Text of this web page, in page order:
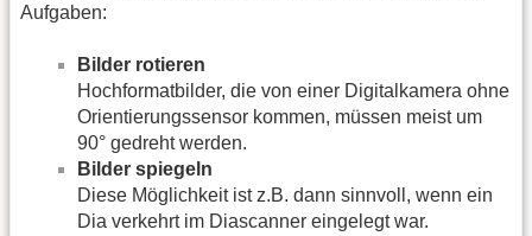
Aufgaben:
Bilder rotieren
Hochformatbilder, die von einer Digitalkamera ohne
Orientierungssensor kommen, müssen meist um
90° gedreht werden.
Bilder spiegeln
Diese Möglichkeit ist z.B. dann sinnvoll, wenn ein
Dia verkehrt im Diascanner eingelegt war.